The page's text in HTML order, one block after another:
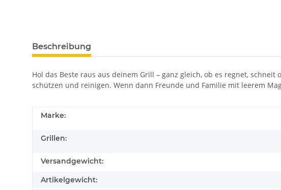
Beschreibung
Hol das Beste raus aus deinem Grill – ganz gleich, ob es regnet,
schützen und reinigen. Wenn dann Freunde und Familie mit leerem
Marke:
Grillen:
Versandgewicht:
Artikelgewicht: